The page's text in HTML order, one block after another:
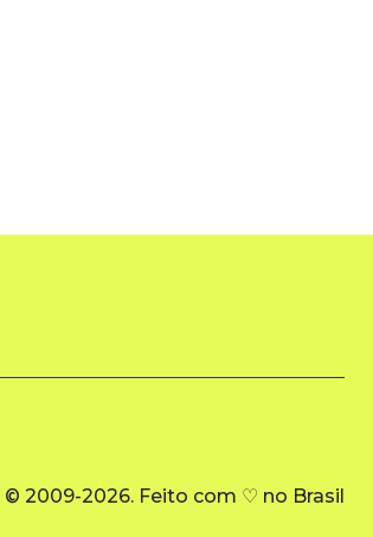
© 2009-2026. Feito com ♡ no Brasil